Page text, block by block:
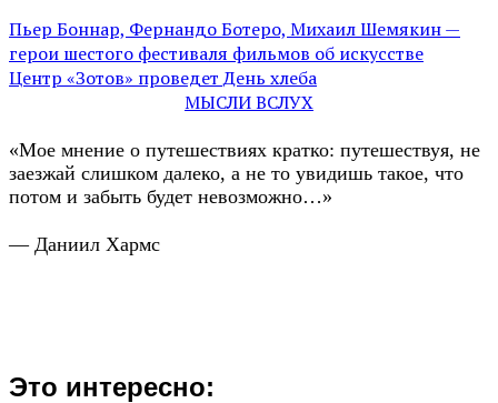
Пьер Боннар, Фернандо Ботеро, Михаил Шемякин —
герои шестого фестиваля фильмов об искусстве
Центр «Зотов» проведет День хлеба
МЫСЛИ ВСЛУХ
«Мое мнение о путешествиях кратко: путешествуя, не
заезжай слишком далеко, а не то увидишь такое, что
потом и забыть будет невозможно…»
— Даниил Хармс
Это интересно: